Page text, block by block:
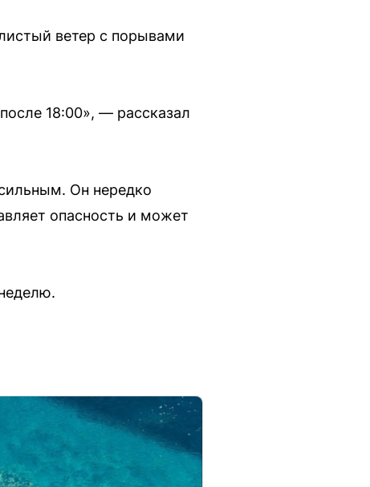
ветер с порывами
18:00», — рассказал
Он нередко
опасность и может